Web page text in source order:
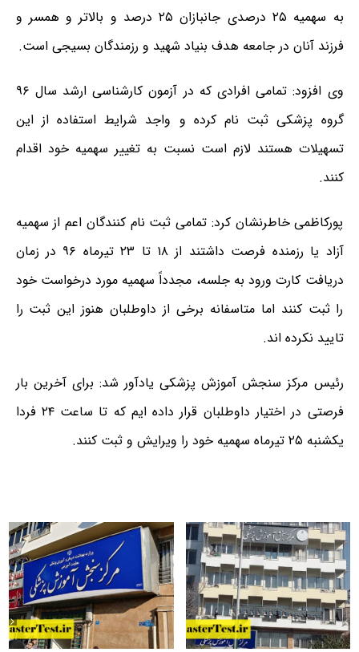
به سھمیه ۲۵ درصدی جانبازان ۲۵ درصد و بالاتر و ھمسر و
فرزند آنان در جامعه ھدف بنیاد شھید و رزمندگان بسیجی است.
وی افزود: تمامی افرادی که در آزمون کارشناسی ارشد سال ۹۶
گروه پزشکی ثبت نام کرده و واجد شرایط استفاده از این
تسھیلات هستند لازم است نسبت به تغییر سھمیه خود اقدام
کنند.
پورکاظمی خاطرنشان کرد: تمامی ثبت نام کنندگان اعم از سھمیه
آزاد یا رزمنده فرصت داشتند از ۱۸ تا ۲۳ تیرماه ۹۶ در زمان
دریافت کارت ورود به جلسه، مجدداً سھمیه مورد درخواست خود
را ثبت کنند اما متاسفانه برخی از داوطلبان هنوز این ثبت را
تایید نکرده اند.
رئیس مرکز سنجش آموزش پزشکی یادآور شد: برای آخرین بار
فرصتی در اختیار داوطلبان قرار داده ایم که تا ساعت ۲۴ فردا
یکشنبه ۲۵ تیرماه سهمیه خود را ویرایش و ثبت کنند.